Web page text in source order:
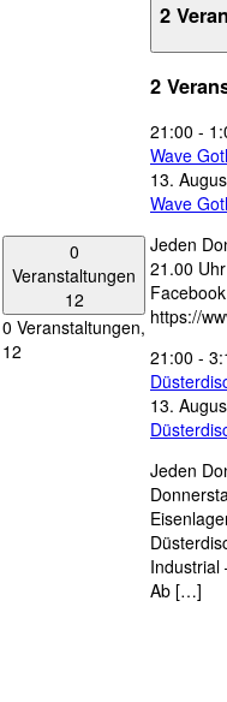
0
Veranstaltungen
12
0 Veranstaltungen,
12
2
2
21:00 -
Wave
13.
Wave
Jeden
21.00
https://
21:00 -
13.
Jeden
Industrial
Ab […]